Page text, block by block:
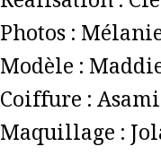
Photos :
Modèle :
Coiffure :
Maquillage :